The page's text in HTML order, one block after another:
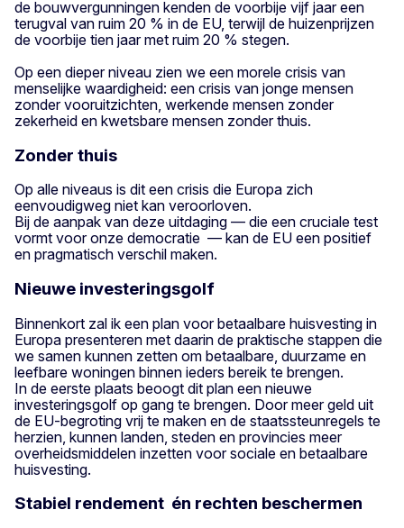
de bouwvergunningen kenden de voorbije vijf jaar een
terugval van ruim 20 % in de EU, terwijl de huizenprijzen
de voorbije tien jaar met ruim 20 % stegen.
Op een dieper niveau zien we een morele crisis van
menselijke waardigheid: een crisis van jonge mensen
zonder vooruitzichten, werkende mensen zonder
zekerheid en kwetsbare mensen zonder thuis.
Zonder thuis
Op alle niveaus is dit een crisis die Europa zich
eenvoudigweg niet kan veroorloven.
Bij de aanpak van deze uitdaging — die een cruciale test
vormt voor onze democratie — kan de EU een positief
en pragmatisch verschil maken.
Nieuwe investeringsgolf
Binnenkort zal ik een plan voor betaalbare huisvesting in
Europa presenteren met daarin de praktische stappen die
we samen kunnen zetten om betaalbare, duurzame en
leefbare woningen binnen ieders bereik te brengen.
In de eerste plaats beoogt dit plan een nieuwe
investeringsgolf op gang te brengen. Door meer geld uit
de EU-begroting vrij te maken en de staatssteunregels te
herzien, kunnen landen, steden en provincies meer
overheidsmiddelen inzetten voor sociale en betaalbare
huisvesting.
Stabiel rendement én rechten beschermen